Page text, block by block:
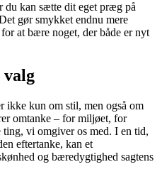
du kan sætte dit eget præg på
gør smykket endnu mere
at bære noget, der både er nyt
valg
ikke kun om stil, men også om
omtanke – for miljøet, for
vi omgiver os med. I en tid,
eftertanke, kan et
og bæredygtighed sagtens